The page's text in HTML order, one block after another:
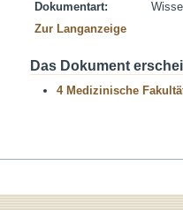
Dokumentart:
Zur Langanzeige
Das Dokument
4 Medizinische